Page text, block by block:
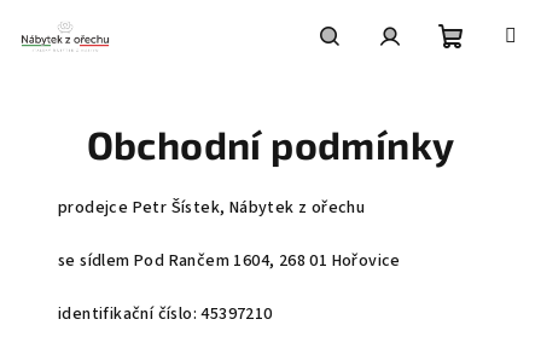
obsah
košík
Obchodní podmínky
prodejce Petr Šístek, Nábytek z ořechu
se sídlem Pod Rančem 1604, 268 01 Hořovice
identifikační číslo: 45397210